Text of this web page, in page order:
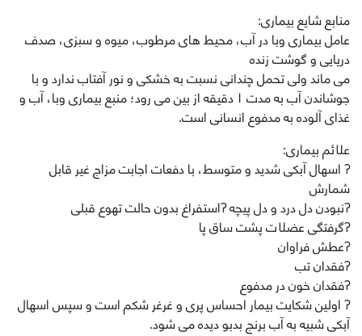
منابع شایع بیماری:
عامل بیماری وبا در آب، محیط های مرطوب، میوه و سبزی، صدف
دريايی و گوشت زنده
می ماند ولی تحمل چندانی نسبت به خشکی و نور آفتاب ندارد و با
جوشاندن آب به مدت ۱ دقيقه از بين می رود؛ منبع بيماری وبا، آب و
غذای آلوده به مدفوع انسانی است.
علائم بیماری:
?️ اسهال آبکی شدید و متوسط، با دفعات اجابت مزاج غیر قابل
شمارش
?️نبودن دل درد و دل پیچه ?️استفراغ بدون حالت تهوع قبلی
?️گرفتگی عضلات پشت ساق پا
?️عطش فراوان
?️فقدان تب
?️فقدان خون در مدفوع
?️ اولین شکایت بیمار احساس پری و غرغر شکم است و سپس اسهال
آبکی شبيه به آب برنج بدبو ديده می شود.